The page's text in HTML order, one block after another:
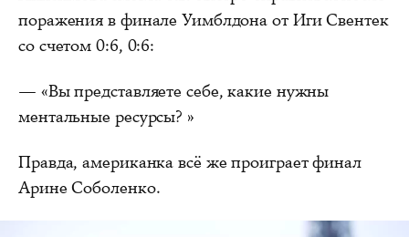
поражения в финале Уимблдона от Иги Свентек
со счетом 0:6, 0:6:
— «Вы представляете себе, какие нужны
ментальные ресурсы? »
Правда, американка всё же проиграет финал
Арине Соболенко.